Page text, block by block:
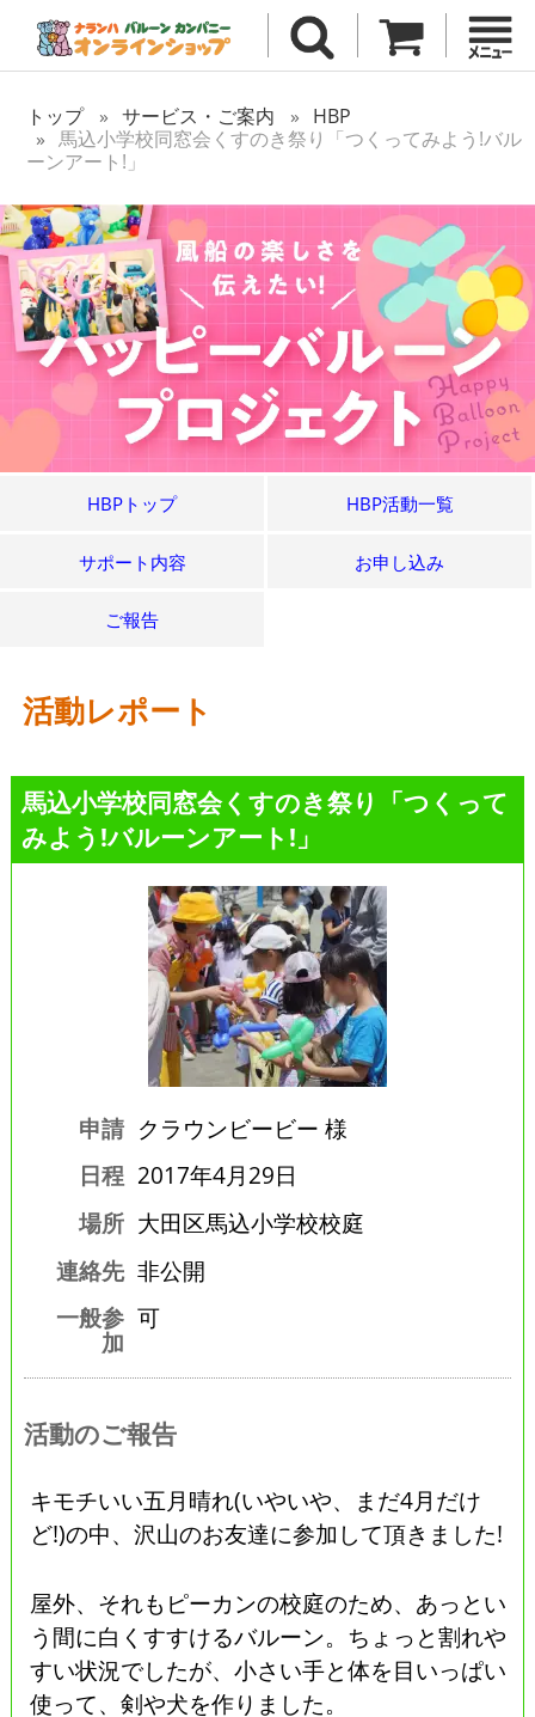
トップ サービス・ご案内
HBP
馬込小学校同窓会くすのき祭り「つくってみよう!バル
ーンアート!」
HBPトップ HBP活動一覧
サポート内容 お申し込み
ご報告
活動レポート
馬込小学校同窓会くすのき祭り「つくって
みよう!バルーンアート!」
申請 クラウンビービー 様
日程 2017年4月29日
場所 大田区馬込小学校校庭
連絡先 非公開
一般参
加
可
活動のご報告
キモチいい五月晴れ(いやいや、まだ4月だけ
ど!)の中、沢山のお友達に参加して頂きました!
屋外、それもピーカンの校庭のため、あっとい
う間に白くすすけるバルーン。ちょっと割れや
すい状況でしたが、小さい手と体を目いっぱい
使って、剣や犬を作りました。